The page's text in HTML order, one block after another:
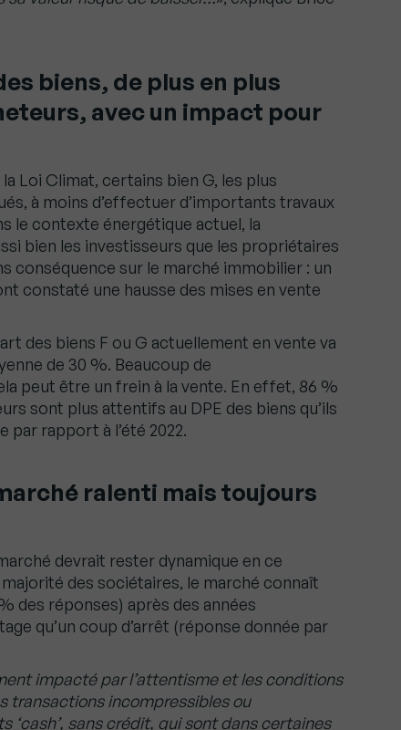
biens, de plus en plus
avec un impact pour
Loi Climat, certains bien G, les plus
à moins d’effectuer d’importants travaux
le contexte énergétique actuel, la
bien les investisseurs que les propriétaires
conséquence sur le marché immobilier : un
constaté une hausse des mises en vente
des biens F ou G actuellement en vente va
de 30 %. Beaucoup de
peut être un frein à la vente. En effet, 86 %
sont plus attentifs au DPE des biens qu’ils
rapport à l’été 2022.
ralenti mais toujours
devrait rester dynamique en ce
des sociétaires, le marché connaît
des réponses) après des années
qu’un coup d’arrêt (réponse donnée par
impacté par l’attentisme et les conditions
transactions incompressibles ou
sans crédit, qui sont dans certaines